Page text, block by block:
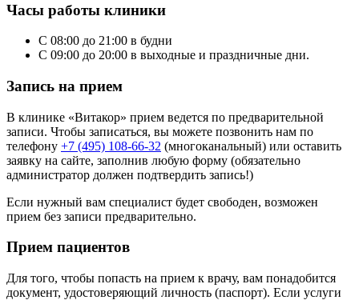
Часы работы клиники
С 08:00 до 21:00 в будни
С 09:00 до 20:00 в выходные и праздничные дни.
Запись на прием
В клинике «Витакор» прием ведется по предварительной
записи. Чтобы записаться, вы можете позвонить нам по
телефону +7 (495) 108-66-32 (многоканальный) или оставить
заявку на сайте, заполнив любую форму (обязательно
администратор должен подтвердить запись!)
Если нужный вам специалист будет свободен, возможен
прием без записи предварительно.
Прием пациентов
Для того, чтобы попасть на прием к врачу, вам понадобится
документ, удостоверяющий личность (паспорт). Если услуги